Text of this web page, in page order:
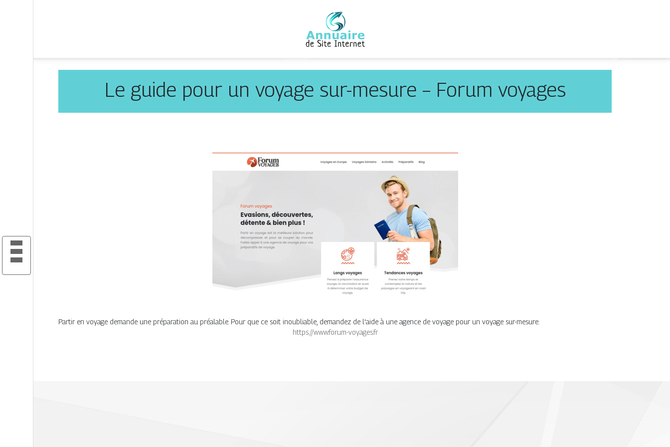
Le guide pour un voyage sur-mesure – Forum voyages
Partir en voyage demande une préparation au préalable. Pour que ce soit inoubliable, demandez de l'aide à une agence de voyage pour un voyage sur-mesure.
https://www.forum-voyages.fr